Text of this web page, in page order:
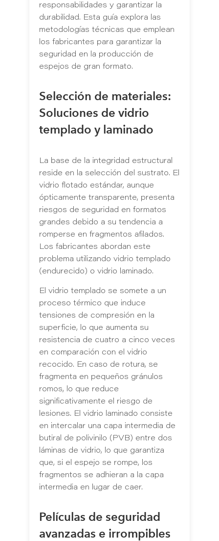
responsabilidades y garantizar la
durabilidad. Esta guía explora las
metodologías técnicas que emplean
los fabricantes para garantizar la
seguridad en la producción de
espejos de gran formato.
Selección de materiales:
Soluciones de vidrio
templado y laminado
La base de la integridad estructural
reside en la selección del sustrato. El
vidrio flotado estándar, aunque
ópticamente transparente, presenta
riesgos de seguridad en formatos
grandes debido a su tendencia a
romperse en fragmentos afilados.
Los fabricantes abordan este
problema utilizando vidrio templado
(endurecido) o vidrio laminado.
El vidrio templado se somete a un
proceso térmico que induce
tensiones de compresión en la
superficie, lo que aumenta su
resistencia de cuatro a cinco veces
en comparación con el vidrio
recocido. En caso de rotura, se
fragmenta en pequeños gránulos
romos, lo que reduce
significativamente el riesgo de
lesiones. El vidrio laminado consiste
en intercalar una capa intermedia de
butiral de polivinilo (PVB) entre dos
láminas de vidrio, lo que garantiza
que, si el espejo se rompe, los
fragmentos se adhieran a la capa
intermedia en lugar de caer.
Películas de seguridad
avanzadas e irrompibles